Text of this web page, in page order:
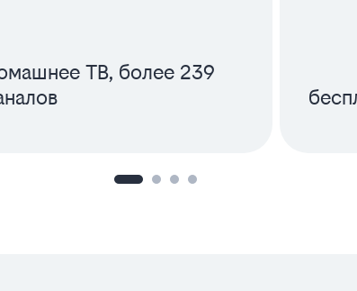
ТВ, более 239